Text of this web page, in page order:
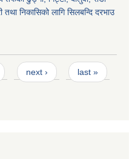
निकासिको लागि सिलबन्दि दरभाउ
next › last »